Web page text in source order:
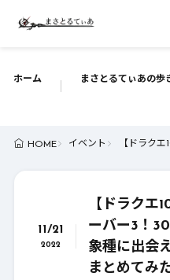
ホーム まさとるてぃあの歩
HOME イベント 【ドラク
11/21
2022
【ドラクエ
ーバー3！
象種に出会
まとめてみ